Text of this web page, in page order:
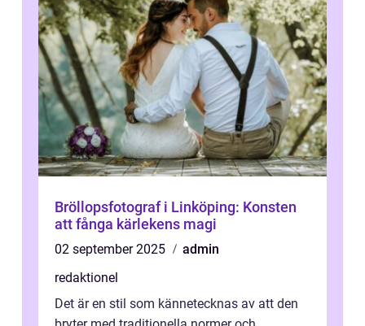
Bröllopsfotograf i Linköping: Konsten
att fånga kärlekens magi
02 september 2025
admin
redaktionel
Det är en stil som kännetecknas av att den